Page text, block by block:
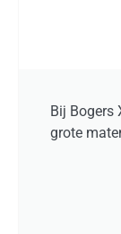
Bij Bogers
grote